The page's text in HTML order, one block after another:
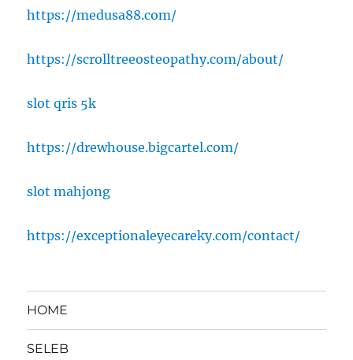
https://medusa88.com/
https://scrolltreeosteopathy.com/about/
slot qris 5k
https://drewhouse.bigcartel.com/
slot mahjong
https://exceptionaleyecareky.com/contact/
HOME
SELEB